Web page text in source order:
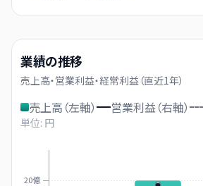
業績の推移
売上高・営業利益・経常利益（直近1年）
売上高（左軸） 営業利益（右軸）
単位: 円
20億